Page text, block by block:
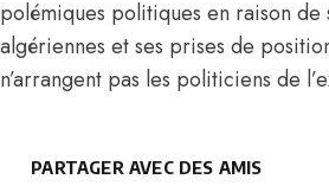
polémiques politiques en raison de
algériennes et ses prises de
n’arrangent pas les politiciens de
PARTAGER AVEC DES AMIS